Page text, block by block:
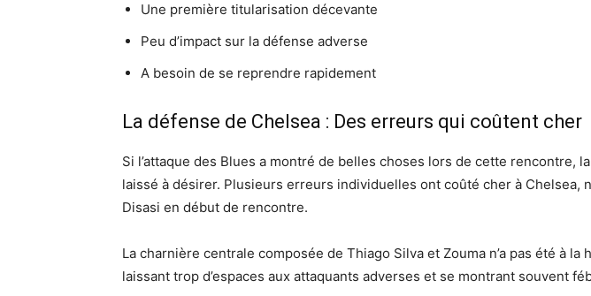
Une première titularisation décevante
Peu d’impact sur la défense adverse
A besoin de se reprendre rapidement
La défense de Chelsea : Des erreurs qui coûtent cher
Si l’attaque des Blues a montré de belles choses lors de cette rencontre,
laissé à désirer. Plusieurs erreurs individuelles ont coûté cher à Chelsea,
Disasi en début de rencontre.
La charnière centrale composée de Thiago Silva et Zouma n’a pas été à la
laissant trop d’espaces aux attaquants adverses et se montrant souvent